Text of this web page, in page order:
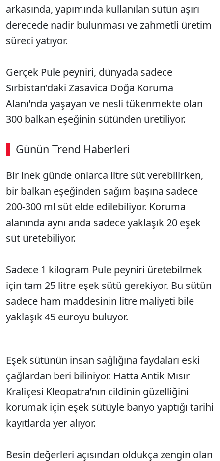
arkasında, yapımında kullanılan sütün aşırı
derecede nadir bulunması ve zahmetli üretim
süreci yatıyor.
Gerçek Pule peyniri, dünyada sadece
Sırbistan’daki Zasavica Doğa Koruma
Alanı'nda yaşayan ve nesli tükenmekte olan
300 balkan eşeğinin sütünden üretiliyor.
Günün Trend Haberleri
Bir inek günde onlarca litre süt verebilirken,
bir balkan eşeğinden sağım başına sadece
200-300 ml süt elde edilebiliyor. Koruma
alanında aynı anda sadece yaklaşık 20 eşek
süt üretebiliyor.
Sadece 1 kilogram Pule peyniri üretebilmek
için tam 25 litre eşek sütü gerekiyor. Bu sütün
sadece ham maddesinin litre maliyeti bile
yaklaşık 45 euroyu buluyor.
Eşek sütünün insan sağlığına faydaları eski
çağlardan beri biliniyor. Hatta Antik Mısır
Kraliçesi Kleopatra’nın cildinin güzelliğini
korumak için eşek sütüyle banyo yaptığı tarihi
kayıtlarda yer alıyor.
Besin değerleri açısından oldukça zengin olan